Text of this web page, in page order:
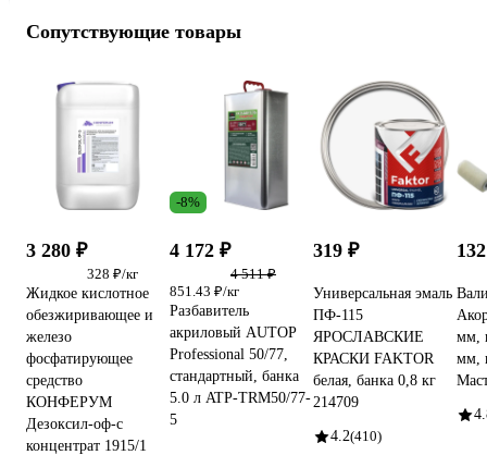
Сопутствующие товары
3 280 ₽
328 ₽/кг
Жидкое кислотное
обезжиривающее и
железо
фосфатирующее
средство
КОНФЕРУМ
Дезоксил-оф-с
концентрат 1915/1
-8%
4 172 ₽
4 511 ₽
851.43 ₽/кг
Разбавитель
акриловый AUTOP
Professional 50/77,
стандартный, банка
5.0 л ATP-TRM50/77-
5
319 ₽
Универсальная эмаль
ПФ-115
ЯРОСЛАВСКИЕ
КРАСКИ FAKTOR
белая, банка 0,8 кг
214709
4.2(410)
мм,
мм,